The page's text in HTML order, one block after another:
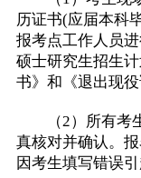
历证书(应届本科
报考点工作人员
硕士研究生招生
书》和《退出现役
（2）所有考生
真核对并确认。
因考生填写错误